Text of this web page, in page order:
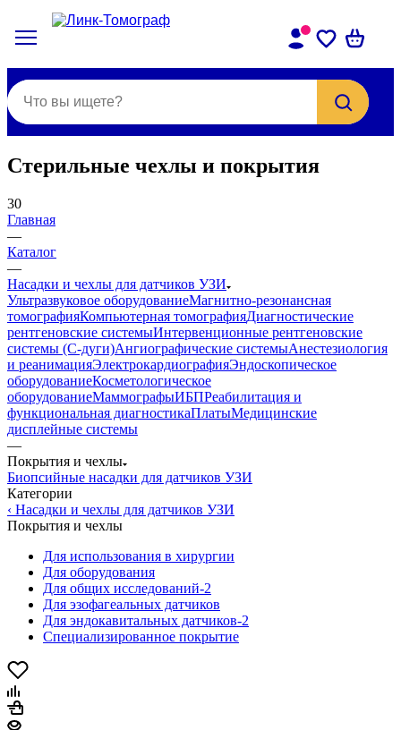
Стерильные чехлы и покрытия
30
Главная
—
Каталог
—
Насадки и чехлы для датчиков УЗИ
Ультразвуковое оборудованиеМагнитно-резонансная
томографияКомпьютерная томографияДиагностические
рентгеновские системыИнтервенционные рентгеновские
системы (С-дуги)Ангиографические системыАнестезиология
и реанимацияЭлектрокардиографияЭндоскопическое
оборудованиеКосметологическое
оборудованиеМаммографыИБПРеабилитация и
функциональная диагностикаПлатыМедицинские
дисплейные системы
—
Покрытия и чехлы
Биопсийные насадки для датчиков УЗИ
Категории
‹ Насадки и чехлы для датчиков УЗИ
Покрытия и чехлы
Для использования в хирургии
Для оборудования
Для общих исследований-2
Для эзофагеальных датчиков
Для эндокавитальных датчиков-2
Специализированное покрытие